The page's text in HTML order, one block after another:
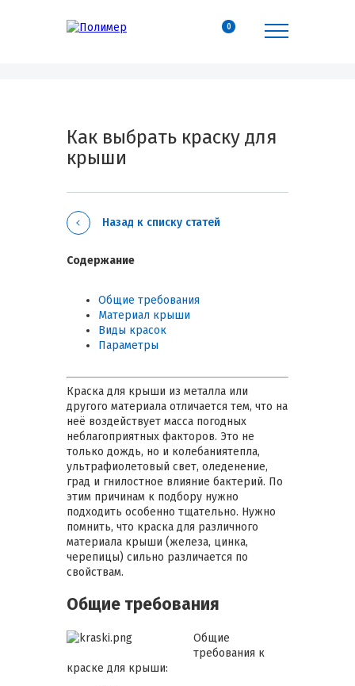
0
Как выбрать краску для
крыши
Назад к списку статей
Содержание
Общие требования
Материал крыши
Виды красок
Параметры
Краска для крыши из металла или
другого материала отличается тем, что на
неё воздействует масса погодных
неблагоприятных факторов. Это не
только дождь, но и колебаниятепла,
ультрафиолетовый свет, оледенение,
град и гнилостное влияние бактерий. По
этим причинам к подбору нужно
подходить особенно тщательно. Нужно
помнить, что краска для различного
материала крыши (железа, цинка,
черепицы) сильно различается по
свойствам.
Общие требования
Общие
требования к
краске для крыши: